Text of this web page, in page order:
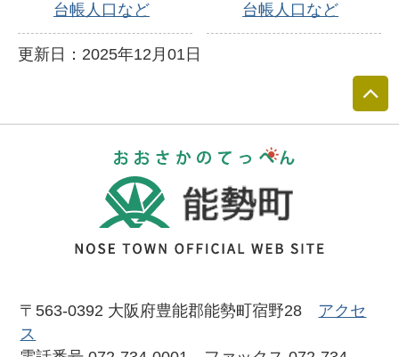
台帳人口など
台帳人口など
更新日：2025年12月01日
〒563-0392 大阪府豊能郡能勢町宿野28 アクセ
ス